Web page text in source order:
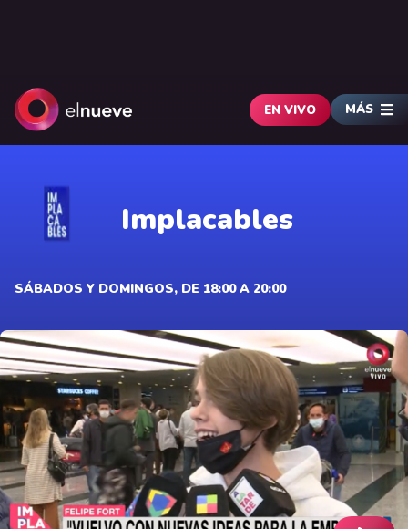
EN VIVO MÁS
Implacables
SÁBADOS Y DOMINGOS, DE 18:00 A 20:00